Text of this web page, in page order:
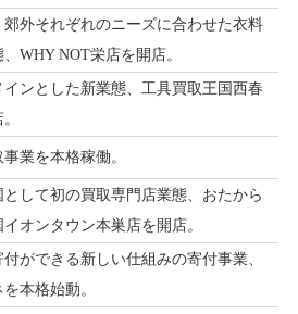
郊外それぞれのニーズに合わせた衣料
WHY NOT栄店を開店。
インとした新業態、工具買取王国西春
業を本格稼働。
として初の買取専門店業態、おたから
オンタウン本巣店を開店。
付ができる新しい仕組みの寄付事業、
本格始動。